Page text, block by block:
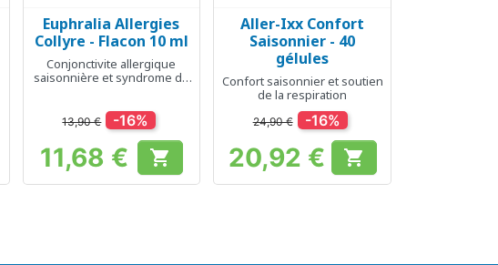
Aperçu rapide
Euphralia Allergies
Collyre - Flacon 10 ml
Conjonctivite allergique
saisonnière et syndrome de
13,90 € -16%
Prix
11,68 € 
Aperçu rapide
Aller-Ixx Confort
Saisonnier - 40
gélules
Confort saisonnier et soutien
de la respiration
24,90 € -16%
Prix
20,92 € 